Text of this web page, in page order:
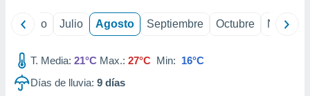
Junio Julio Agosto Septiembre Octubre
T. Media: 21°C Max.: 27°C Min: 16°C
Días de lluvia: 9 días